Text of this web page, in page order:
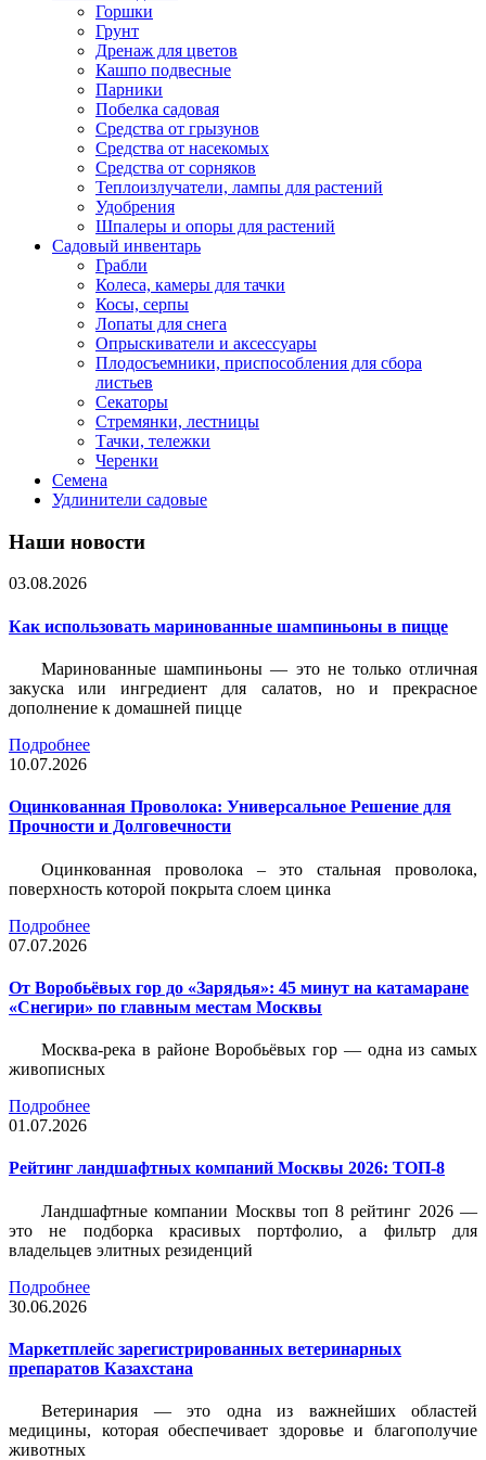
Горшки
Грунт
Дренаж для цветов
Кашпо подвесные
Парники
Побелка садовая
Средства от грызунов
Средства от насекомых
Средства от сорняков
Теплоизлучатели, лампы для растений
Удобрения
Шпалеры и опоры для растений
Садовый инвентарь
Грабли
Колеса, камеры для тачки
Косы, серпы
Лопаты для снега
Опрыскиватели и аксессуары
Плодосъемники, приспособления для сбора
листьев
Секаторы
Стремянки, лестницы
Тачки, тележки
Черенки
Семена
Удлинители садовые
Наши новости
03.08.2026
Как использовать маринованные шампиньоны в пицце
Маринованные шампиньоны — это не только отличная
закуска или ингредиент для салатов, но и прекрасное
дополнение к домашней пицце
Подробнее
10.07.2026
Оцинкованная Проволока: Универсальное Решение для
Прочности и Долговечности
Оцинкованная проволока – это стальная проволока,
поверхность которой покрыта слоем цинка
Подробнее
07.07.2026
От Воробьёвых гор до «Зарядья»: 45 минут на катамаране
«Снегири» по главным местам Москвы
Москва-река в районе Воробьёвых гор — одна из самых
живописных
Подробнее
01.07.2026
Рейтинг ландшафтных компаний Москвы 2026: ТОП-8
Ландшафтные компании Москвы топ 8 рейтинг 2026 —
это не подборка красивых портфолио, а фильтр для
владельцев элитных резиденций
Подробнее
30.06.2026
Маркетплейс зарегистрированных ветеринарных
препаратов Казахстана
Ветеринария — это одна из важнейших областей
медицины, которая обеспечивает здоровье и благополучие
животных